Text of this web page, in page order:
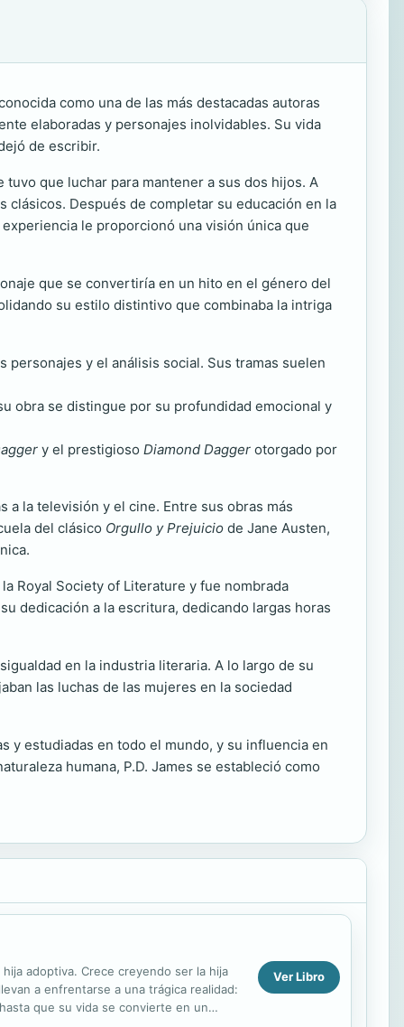
como una de las más destacadas autoras
elaboradas y personajes inolvidables. Su vida
de escribir.
tuvo que luchar para mantener a sus dos hijos. A
Después de completar su educación en la
le proporcionó una visión única que
que se convertiría en un hito en el género del
su estilo distintivo que combinaba la intriga
y el análisis social. Sus tramas suelen
obra se distingue por su profundidad emocional y
y el prestigioso Diamond Dagger otorgado por
a la televisión y el cine. Entre sus obras más
del clásico Orgullo y Prejuicio de Jane Austen,
Royal Society of Literature y fue nombrada
dedicación a la escritura, dedicando largas horas
en la industria literaria. A lo largo de su
las luchas de las mujeres en la sociedad
y estudiadas en todo el mundo, y su influencia en
humana, P.D. James se estableció como
adoptiva. Crece creyendo ser la hija
a enfrentarse a una trágica realidad:
que su vida se convierte en un
Ver Libro